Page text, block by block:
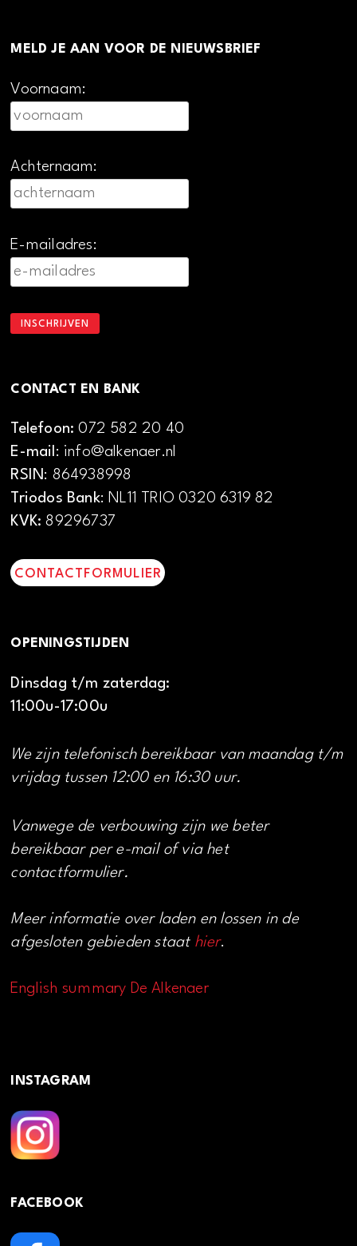
MELD JE AAN VOOR DE NIEUWSBRIEF
Voornaam:
Achternaam:
E-mailadres:
CONTACT EN BANK
Telefoon:072 582 20 40
E-mail: info@alkenaer.nl
RSIN: 864938998
Triodos Bank: NL11 TRIO 0320 6319 82
KVK: 89296737
CONTACTFORMULIER
OPENINGSTIJDEN
Dinsdag t/m zaterdag:
11:00u-17:00u
We zijn telefonisch bereikbaar van maandag t/m
vrijdag tussen 12:00 en 16:30 uur.
Vanwege de verbouwing zijn we beter
bereikbaar per e-mail of via het
contactformulier.
Meer informatie over laden en lossen in de
afgesloten gebieden staat hier.
English summary De Alkenaer
INSTAGRAM
FACEBOOK